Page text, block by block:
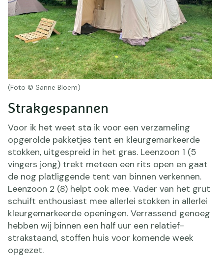
(Foto © Sanne Bloem)
Strakgespannen
Voor ik het weet sta ik voor een verzameling
opgerolde pakketjes tent en kleurgemarkeerde
stokken, uitgespreid in het gras. Leenzoon 1 (5
vingers jong) trekt meteen een rits open en gaat
de nog platliggende tent van binnen verkennen.
Leenzoon 2 (8) helpt ook mee. Vader van het grut
schuift enthousiast mee allerlei stokken in allerlei
kleurgemarkeerde openingen. Verrassend genoeg
hebben wij binnen een half uur een relatief-
strakstaand, stoffen huis voor komende week
opgezet.